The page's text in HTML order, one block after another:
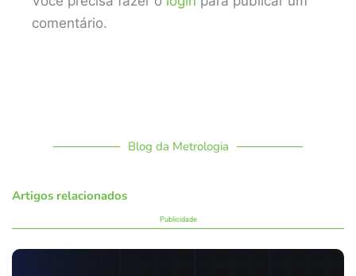
comentário.
Blog da Metrologia
Artigos relacionados
Publicidade